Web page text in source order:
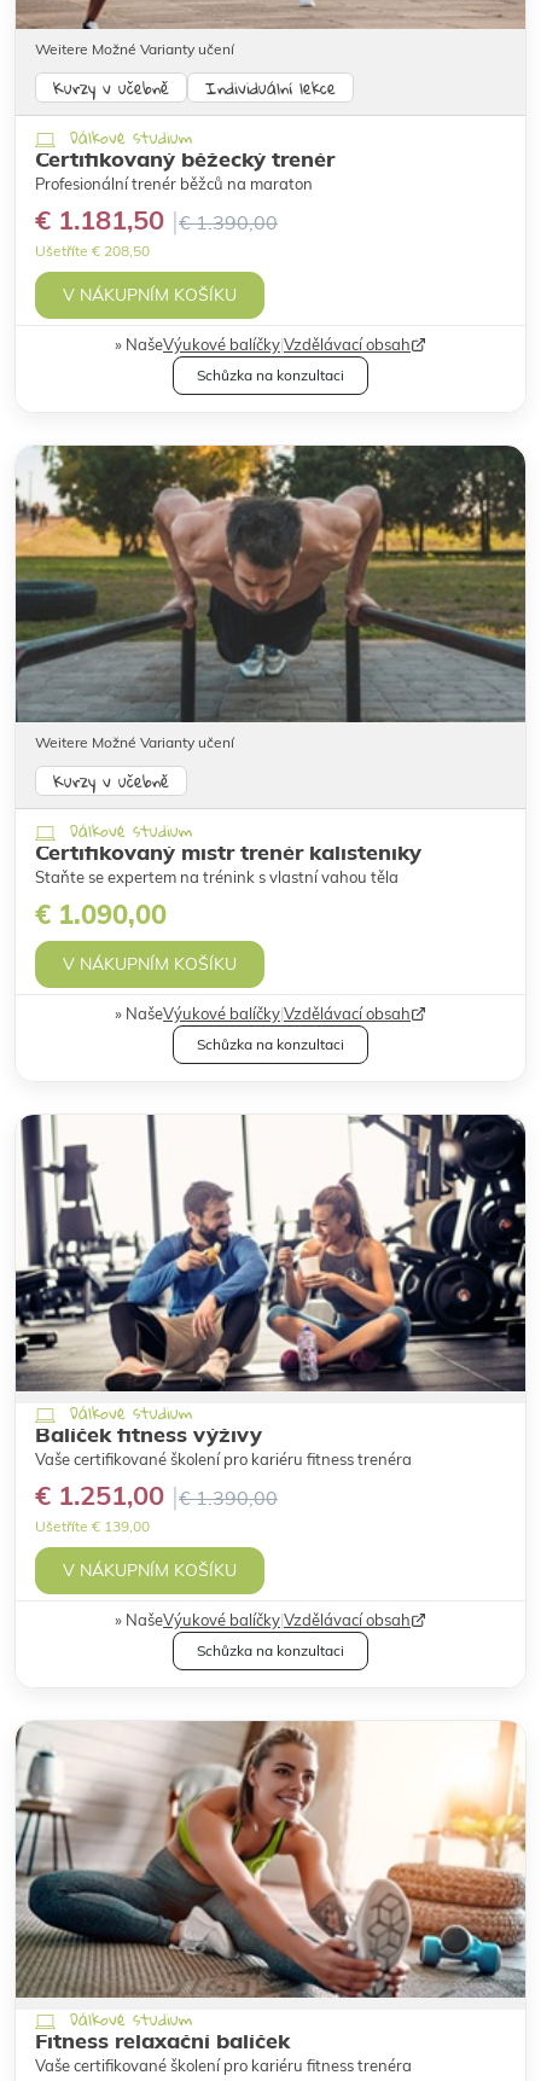
Weitere Možné Varianty učení
Dálkové studium
Kurzy v učebně Individuální lekce
Certifikovaný běžecký trenér
Profesionální trenér běžců na maraton
€ 1.181,50 € 1.390,00
Ušetříte € 208,50
V NÁKUPNÍM KOŠÍKU
NašeVýukové balíčky|Vzdělávací obsah
Schůzka na konzultaci
Weitere Možné Varianty učení
Dálkové studium
Kurzy v učebně
Certifikovaný mistr trenér kalisteniky
Staňte se expertem na trénink s vlastní vahou těla
€ 1.090,00
V NÁKUPNÍM KOŠÍKU
NašeVýukové balíčky|Vzdělávací obsah
Schůzka na konzultaci
Dálkové studium
Balíček fitness výživy
Vaše certifikované školení pro kariéru fitness trenéra
€ 1.251,00 € 1.390,00
Ušetříte € 139,00
V NÁKUPNÍM KOŠÍKU
NašeVýukové balíčky|Vzdělávací obsah
Schůzka na konzultaci
Dálkové studium
Fitness relaxační balíček
Vaše certifikované školení pro kariéru fitness trenéra